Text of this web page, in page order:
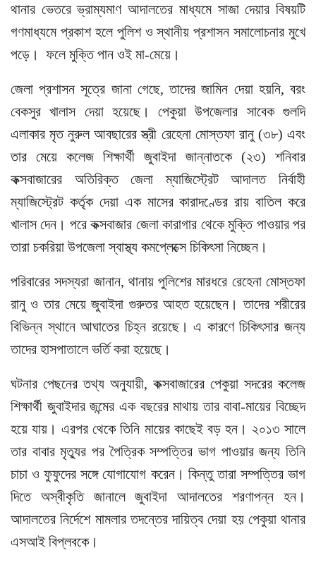
থানার ভেতরে ভ্রাম্যমাণ আদালতের মাধ্যমে সাজা দেয়ার বিষয়টি
গণমাধ্যমে প্রকাশ হলে পুলিশ ও স্থানীয় প্রশাসন সমালোচনার মুখে
পড়ে। ফলে মুক্তি পান ওই মা-মেয়ে।
জেলা প্রশাসন সূত্রে জানা গেছে, তাদের জামিন দেয়া হয়নি, বরং
বেকসুর খালাস দেয়া হয়েছে। পেকুয়া উপজেলার সাবেক গুলদি
এলাকার মৃত নুরুল আবছারের স্ত্রী রেহেনা মোস্তফা রানু (৩৮) এবং
তার মেয়ে কলেজ শিক্ষার্থী জুবাইদা জান্নাতকে (২৩) শনিবার
কক্সবাজারের অতিরিক্ত জেলা ম্যাজিস্ট্রেট আদালত নির্বাহী
ম্যাজিস্ট্রেট কর্তৃক দেয়া এক মাসের কারাদণ্ডের রায় বাতিল করে
খালাস দেন। পরে কক্সবাজার জেলা কারাগার থেকে মুক্তি পাওয়ার পর
তারা চকরিয়া উপজেলা স্বাস্থ্য কমপ্লেক্সে চিকিৎসা নিচ্ছেন।
পরিবারের সদস্যরা জানান, থানায় পুলিশের মারধরে রেহেনা মোস্তফা
রানু ও তার মেয়ে জুবাইদা গুরুতর আহত হয়েছেন। তাদের শরীরের
বিভিন্ন স্থানে আঘাতের চিহ্ন রয়েছে। এ কারণে চিকিৎসার জন্য
তাদের হাসপাতালে ভর্তি করা হয়েছে।
ঘটনার পেছনের তথ্য অনুযায়ী, কক্সবাজারের পেকুয়া সদরের কলেজ
শিক্ষার্থী জুবাইদার জন্মের এক বছরের মাথায় তার বাবা-মায়ের বিচ্ছেদ
হয়ে যায়। এরপর থেকে তিনি মায়ের কাছেই বড় হন। ২০১৩ সালে
তার বাবার মৃত্যুর পর পৈত্রিক সম্পত্তির ভাগ পাওয়ার জন্য তিনি
চাচা ও ফুফুদের সঙ্গে যোগাযোগ করেন। কিন্তু তারা সম্পত্তির ভাগ
দিতে অস্বীকৃতি জানালে জুবাইদা আদালতের শরণাপন্ন হন।
আদালতের নির্দেশে মামলার তদন্তের দায়িত্ব দেয়া হয় পেকুয়া থানার
এসআই বিপ্লবকে।